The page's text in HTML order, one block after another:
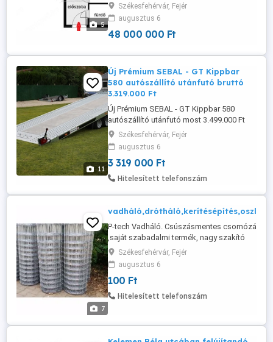
5
nyugat tájolású. Ablakcsere és külső
szigetelés volt.Tiszta rendezett
lépcsőház. Tehermentes ingatlan. Az
Székesfehérvár, Fejér
augusztus 6
48 000 000 Ft
11
Új Prémium SEBAL - GT Kippbar
580 autószállító utánfutó bruttó
3.319.000 Ft
Új Prémium SEBAL - GT Kippbar 580
autószállító utánfutó most 3.499.000 Ft
helyett bruttó 3.319.000 Ft Kettő az
egyben! - Gép- és autószállító utánfutó!
Gyártó: Martz Garancia: 3 év Össztömeg:
3500 kg Saját súly: 953 kg Teherbírás:
2.547 kg Plató mérete: 570 x 209 cm A 3,5
Székesfehérvár, Fejér
augusztus 6
3 319 000 Ft
Hitelesített telefonszám
7
vadháló,drótháló,kerítésépítés,oszlop
P-tech Vadháló. Csúszásmentes csomózás
,saját szabadalmi termék, nagy szakító
szilárdságú huzalok, 5 akár 6 méter oszlop
távolság esetén is feszes kerítés építhető ! A
P-tech Vadhálót ne tévesszék össze a
hagyományos lágy huzalos Vadhálókkal! Ár
érték arányban a legjobb választás! A képek
Székesfehérvár, Fejér
augusztus 6
100 Ft
Hitelesített telefonszám